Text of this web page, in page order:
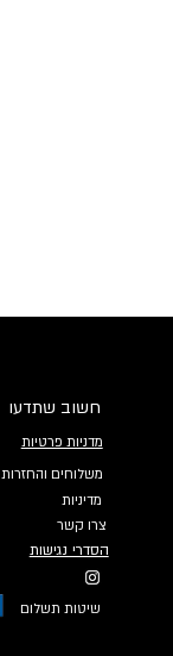
חשוב שתדעו
מדניות פרטיות
משלוחים והחזרות
מדיניות
צרו קשר
הסדרי נגישות
שיטות תשלום